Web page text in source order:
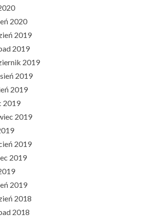
2020
2019
2019
2019
2019
2019
2019
2019
2019
2019
2019
2018
2018